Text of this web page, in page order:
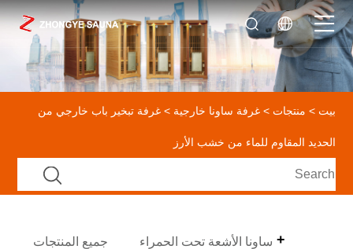
بيت > منتجات >غرفة ساونا خارجية > غرفة تبخير باب خارجي من
الحديد المقاوم للماء من خشب الأرز
جميع المنتجات ساونا الأشعة تحت الحمراء